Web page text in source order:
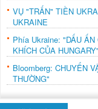
VỤ "TRẤN" TIỀN
UKRAINE
Phía Ukraine: "DẤU
KHÍCH CỦA HUNGARY"
Bloomberg: CHUYẾN
THƯỜNG"